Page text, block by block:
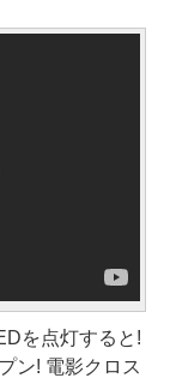
を点灯すると!
ン! 電影クロス